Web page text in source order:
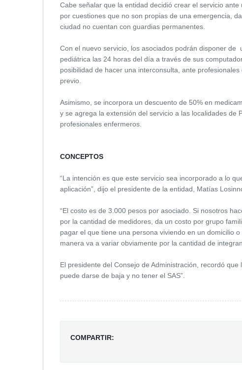
Cabe señalar que la entidad decidió crear el servicio
por cuestiones que no son propias de una emergencia,
ciudad no cuentan con guardias permanentes.
Con el nuevo servicio, los asociados podrán disponer de
pediátrica las 24 horas del día a través de sus
posibilidad de hacer una interconsulta, ante
previo.
Asimismo, se incorpora un descuento de 50% en
y se agrega la extensión del servicio a las localidades de
profesionales enfermeros.
CONCEPTOS
“La intención es que este servicio sea incorporado a lo
aplicación”, dijo el presidente de la entidad, Matías
“El costo es de 3.000 pesos por asociado. Si nosotros
por la cantidad de medidores, da un costo por grupo
pagar el que tiene una persona viviendo en un domicilio
manera va a variar obviamente por la cantidad de
El presidente del Consejo de Administración, recordó
puede darse de baja y no tener el SAS”.
COMPARTIR: